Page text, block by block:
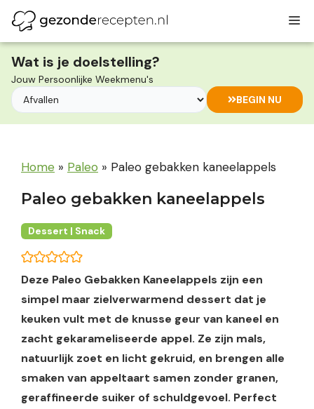
naar
de
inhoud
Wat is je doelstelling?
Jouw Persoonlijke Weekmenu's
BEGIN NU
Home » Paleo » Paleo gebakken kaneelappels
Paleo gebakken kaneelappels
Dessert | Snack
Deze Paleo Gebakken Kaneelappels zijn een
simpel maar zielverwarmend dessert dat je
keuken vult met de knusse geur van kaneel en
zacht gekarameliseerde appel. Ze zijn mals,
natuurlijk zoet en licht gekruid, en brengen alle
smaken van appeltaart samen zonder granen,
geraffineerde suiker of schuldgevoel. Perfect